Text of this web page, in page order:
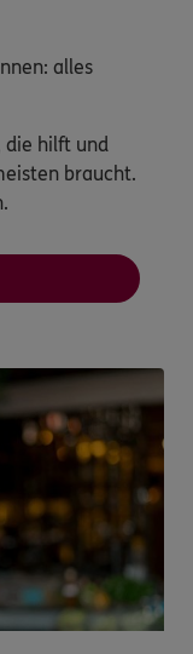
alles
die hilft und
braucht.